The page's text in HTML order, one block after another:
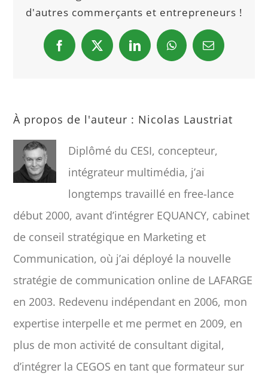
d'autres commerçants et entrepreneurs !
Facebook
X LinkedInWhatsAppEmail
À propos de l'auteur : Nicolas Laustriat
Diplômé du CESI, concepteur,
intégrateur multimédia, j’ai
longtemps travaillé en free-lance
début 2000, avant d’intégrer EQUANCY, cabinet
de conseil stratégique en Marketing et
Communication, où j’ai déployé la nouvelle
stratégie de communication online de LAFARGE
en 2003. Redevenu indépendant en 2006, mon
expertise interpelle et me permet en 2009, en
plus de mon activité de consultant digital,
d’intégrer la CEGOS en tant que formateur sur